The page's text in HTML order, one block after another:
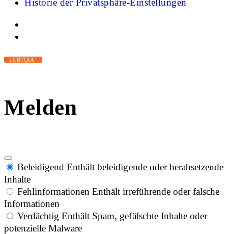
Historie der Privatsphäre-Einstellungen
LGBTQIA+
Melden
Beleidigend Enthält beleidigende oder herabsetzende
Inhalte
Fehlinformationen Enthält irreführende oder falsche
Informationen
Verdächtig Enthält Spam, gefälschte Inhalte oder
potenzielle Malware